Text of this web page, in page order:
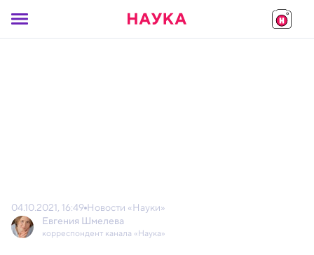
04.10.2021, 16:49 Новости «Науки»
Евгения Шмелева
корреспондент канала «Наука»